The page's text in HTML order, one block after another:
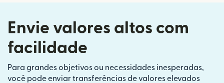
Envie valores altos com
facilidade
Para grandes objetivos ou necessidades inesperadas,
você pode enviar transferências de valores elevados